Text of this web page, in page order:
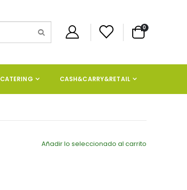
CATERING CASH&CARRY&RETAIL
Cart
0artículos
Añadir lo seleccionado al carrito